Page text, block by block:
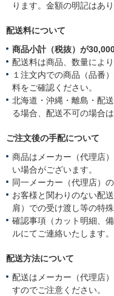
ります。金額の明記はあり
配送料について
商品小計（税抜）が
配送料は商品、数量によ
１注文内での商品（品番
料をご確認ください。
北海道・沖縄・離島・配
る場合、配送不可の場合
ご注文後の手配について
商品はメーカー（代理店
い場合がございます。
同一メーカー（代理店）
お客様と関わりのない配
肩）での受け渡し等の特
確認事項（カット明細、
ルにてご連絡いたします。
配送方法について
配送はメーカー（代理店
すのでご注意ください。